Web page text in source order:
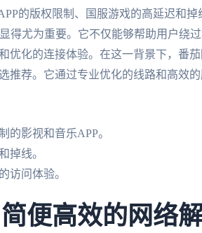
的版权限制、国服游戏的高延迟和掉
得尤为重要。它不仅能够帮助用户绕
优化的连接体验。在这一背景下，番
推荐。它通过专业优化的线路和高效
的影视和音乐APP。
掉线。
访问体验。
便高效的网络